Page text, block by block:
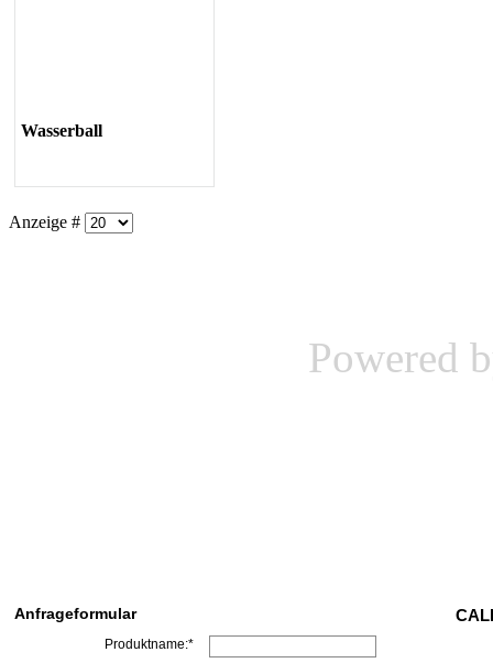
Wasserball
Anzeige #
Powered
Produktname:*
Anfrageformular